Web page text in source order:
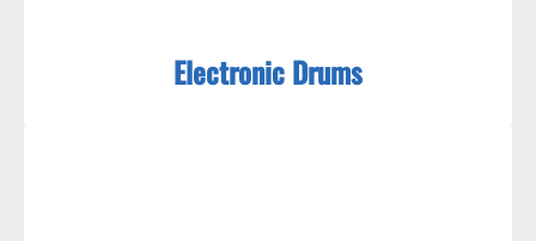
Electronic Drums